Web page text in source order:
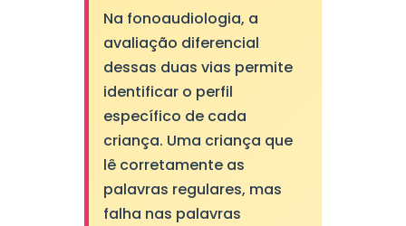
Na fonoaudiologia, a
avaliação diferencial
dessas duas vias permite
identificar o perfil
específico de cada
criança. Uma criança que
lê corretamente as
palavras regulares, mas
falha nas palavras